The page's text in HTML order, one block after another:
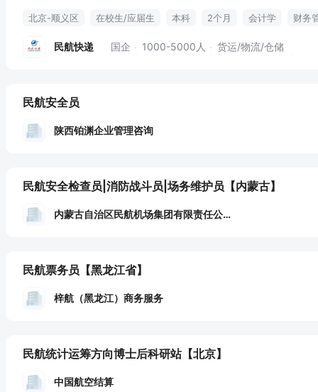
北京-顺义区 在校生/应届生 本科 2个月 会计学
财务
审计学
民航快递 国企 1000-5000人 货运/物流/仓储
民航安全员
陕西铂渊企业管理咨询
民航安全检查员|消防战斗员|场务维护员 【内蒙古】
内蒙古自治区民航机场集团有限责任公司包头分
民航票务员 【黑龙江省】
梓航（黑龙江）商务服务
民航统计运筹方向博士后科研站 【北京】
中国航空结算